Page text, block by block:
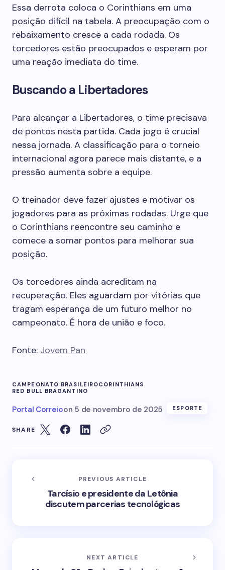
Essa derrota coloca o Corinthians em uma
posição difícil na tabela. A preocupação com o
rebaixamento cresce a cada rodada. Os
torcedores estão preocupados e esperam por
uma reação imediata do time.
Buscando a Libertadores
Para alcançar a Libertadores, o time precisava
de pontos nesta partida. Cada jogo é crucial
nessa jornada. A classificação para o torneio
internacional agora parece mais distante, e a
pressão aumenta sobre a equipe.
O treinador deve fazer ajustes e motivar os
jogadores para as próximas rodadas. Urge que
o Corinthians reencontre seu caminho e
comece a somar pontos para melhorar sua
posição.
Os torcedores ainda acreditam na
recuperação. Eles aguardam por vitórias que
tragam esperança de um futuro melhor no
campeonato. É hora de união e foco.
Fonte: Jovem Pan
CAMPEONATO BRASILEIROCORINTHIANS
RED BULL BRAGANTINO
Portal Correioon 5 de novembro de 2025 ESPORTE
SHARE
PREVIOUS ARTICLE
Tarcísio e presidente da Letônia
discutem parcerias tecnológicas
NEXT ARTICLE